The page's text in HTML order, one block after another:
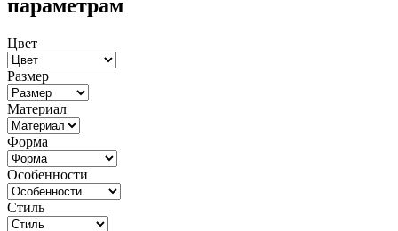
параметрам
Цвет
Размер
Материал
Форма
Особенности
Стиль